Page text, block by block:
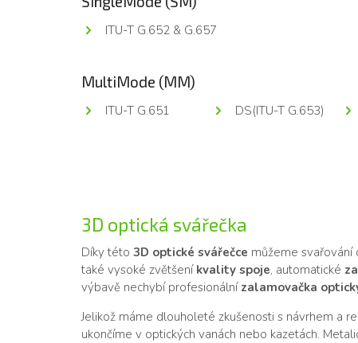
ITU-T G.652 & G.657
MultiMode (MM)
ITU-T G.651 DS(ITU-T G.653)
3D optická svářečka
Díky této 3D optické svářečce můžeme
také vysoké zvětšení kvality spoje, automatické
výbavě nechybí profesionální zalamovačka
Jelikož máme dlouholeté zkušenosti s návrhem a
ukončíme v optických vanách nebo kazetách.